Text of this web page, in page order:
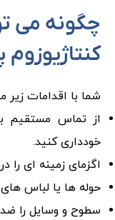
چگونه می
شما با اقدامات زیر
از تماس مستقیم
خودداری کنید.
اگزمای زمینه ای را
حوله ها یا لباس های
سطوح و وسایل را